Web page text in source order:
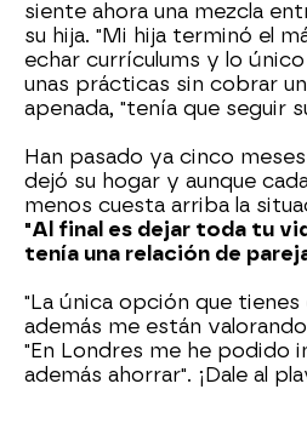
siente ahora una mezcla
su hija. "Mi hija terminó el
echar currículums y lo
unas prácticas sin cobrar
apenada, "tenía que seguir
Han pasado ya cinco
dejó su hogar y aunque
menos cuesta arriba la
"Al final es dejar toda tu
tenía una relación de
"La única opción que
además me están
"En Londres me he podido
además ahorrar". ¡Dale al